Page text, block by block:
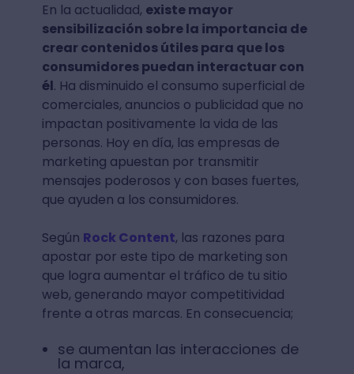
En la actualidad, existe mayor
sensibilización sobre la importancia de
crear contenidos útiles para que los
consumidores puedan interactuar con
él. Ha disminuido el consumo superficial de
comerciales, anuncios o publicidad que no
impactan positivamente la vida de las
personas. Hoy en día, las empresas de
marketing apuestan por transmitir
mensajes poderosos y con bases fuertes,
que ayuden a los consumidores.
Según Rock Content, las razones para
apostar por este tipo de marketing son
que logra aumentar el tráfico de tu sitio
web, generando mayor competitividad
frente a otras marcas. En consecuencia;
se aumentan las interacciones de
la marca,